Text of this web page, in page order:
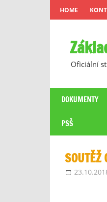
Skip
to
HOME
Oficiální
DOKUMENTY
PSŠ
SOUTĚŽ